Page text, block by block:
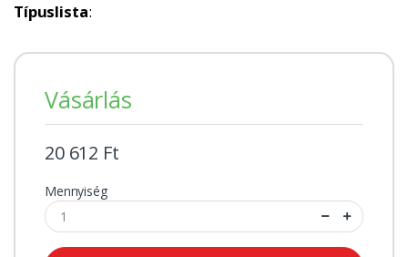
Típuslista:
Vásárlás
20 612 Ft
Mennyiség